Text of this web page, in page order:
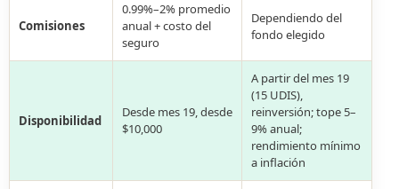
Comisiones
0.99%–2% promedio
anual + costo del
seguro
Dependiendo del
fondo elegido
Disponibilidad
Desde mes 19, desde
$10,000
A partir del mes 19
(15 UDIS),
reinversión; tope 5–
9% anual;
rendimiento mínimo
a inflación